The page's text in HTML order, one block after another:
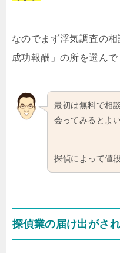
なのでまず浮気調査の
成功報酬」の所を選んで
最初は無料で相
会ってみるとよ
探偵によって値
探偵業の届け出がさ